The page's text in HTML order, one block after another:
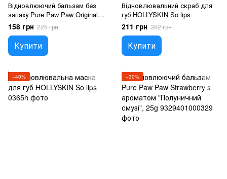
Відновлюючий бальзам без
запаху Pure Paw Paw Original,
15g
158 грн 225 грн
Купити
Відновлювальний скраб для
губ HOLLYSKIN So lips
211 грн 352 грн
Купити
−40% −30%